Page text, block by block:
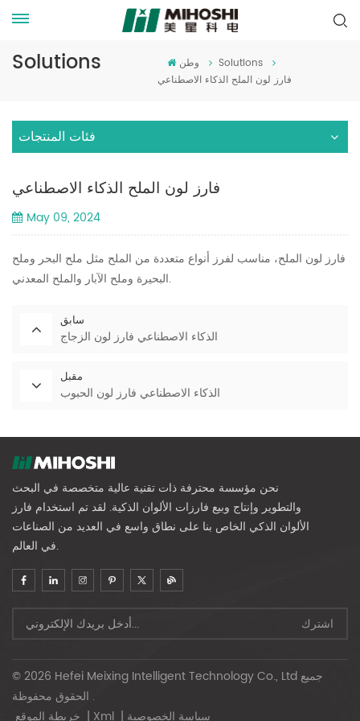
Solutions وطن
Solutions
فارز لون الملح الذكاء الاصطناعي
فئات المنتجات
فارز لون الملح الذكاء الاصطناعي
May 09, 2024
فارز لون الملح، مناسب لفرز أنواع متعددة من الملح مثل ملح البحر وملح
البحيرة وملح الآبار والملح المعدني.
سابق
الذكاء الاصطناعي فارز لون الزجاج
مقبل
الذكاء الاصطناعي فارز لون الحبوب
نحن مؤسسة محترفة ذات تقنية عالية متخصصة في البحث
والتطوير وإنتاج وبيع فارزات الألوان الذكية. لقد تم استخدام فارز
الألوان الذكي الخاص بنا على نطاق واسع في العديد من الصناعات
في العالم.
© 2026 Hefei Meixing Intelligent Technology Co., Ltd جميع
الحقوق محفوظة .
| Xml | سياسة الخصوصية